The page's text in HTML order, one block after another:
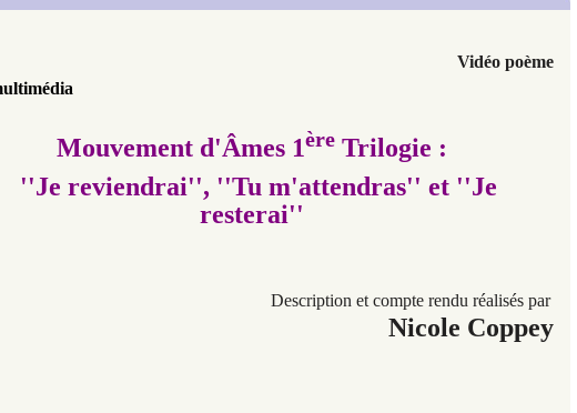
Vidéo poème
Mouvement d'Âmes 1ère Trilogie :
''Je reviendrai'', ''Tu m'attendras'' et ''Je
resterai''
Description et compte rendu réalisés par
Nicole Coppey